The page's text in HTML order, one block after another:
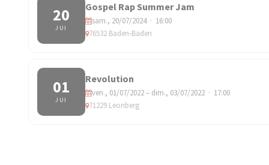
20
JUI
Gospel Rap Summer Jam
sam., 20/07/2024 · 16:00
76532 Baden-Baden
01
JUI
Revolution
ven., 01/07/2022 – dim., 03/07/2022 · 17:00
71229 Leonberg